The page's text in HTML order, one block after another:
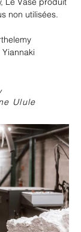
non utilisées.
Ulule